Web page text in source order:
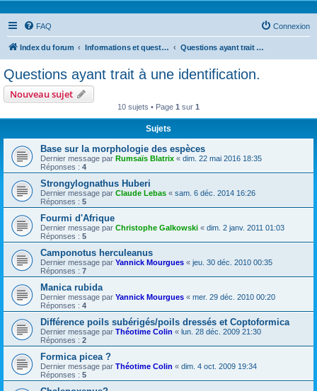
FAQ Connexion
Index du forum Informations et questions taxonomiques Questions ayant trait à une identification.
Questions ayant trait à une identification.
Nouveau sujet
10 sujets • Page 1 sur 1
Sujets
Base sur la morphologie des espèces
Dernier message par Rumsaïs Blatrix « dim. 22 mai 2016 18:35
Réponses : 4
Strongylognathus Huberi
Dernier message par Claude Lebas « sam. 6 déc. 2014 16:26
Réponses : 5
Fourmi d'Afrique
Dernier message par Christophe Galkowski « dim. 2 janv. 2011 01:03
Réponses : 5
Camponotus herculeanus
Dernier message par Yannick Mourgues « jeu. 30 déc. 2010 00:35
Réponses : 7
Manica rubida
Dernier message par Yannick Mourgues « mer. 29 déc. 2010 00:20
Réponses : 4
Différence poils subérigés/poils dressés et Coptoformica
Dernier message par Théotime Colin « lun. 28 déc. 2009 21:30
Réponses : 2
Formica picea ?
Dernier message par Théotime Colin « dim. 4 oct. 2009 19:34
Réponses : 5